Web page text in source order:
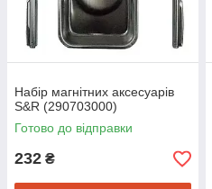
Набір магнітних аксесуарів
S&R (290703000)
Готово до відправки
232 ₴